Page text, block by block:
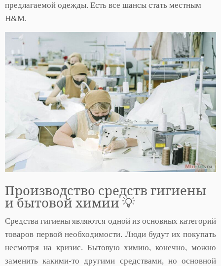
предлагаемой одежды. Есть все шансы стать местным
H&M.
Производство средств гигиены
и бытовой химии 💡
Средства гигиены являются одной из основных категорий
товаров первой необходимости. Люди будут их покупать
несмотря на кризис. Бытовую химию, конечно, можно
заменить какими-то другими средствами, но основной